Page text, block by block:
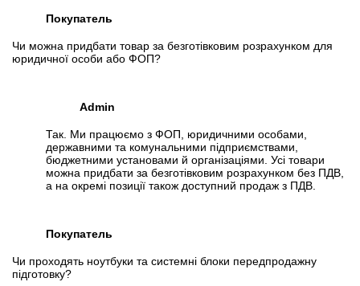
Покупатель
Чи можна придбати товар за безготівковим розрахунком для
юридичної особи або ФОП?
Admin
Так. Ми працюємо з ФОП, юридичними особами,
державними та комунальними підприємствами,
бюджетними установами й організаціями. Усі товари
можна придбати за безготівковим розрахунком без ПДВ,
а на окремі позиції також доступний продаж з ПДВ.
Покупатель
Чи проходять ноутбуки та системні блоки передпродажну
підготовку?